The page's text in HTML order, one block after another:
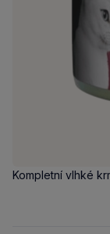
Kompletní vlhké